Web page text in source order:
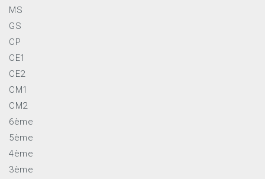
MS
GS
CP
CE1
CE2
CM1
CM2
6ème
5ème
4ème
3ème